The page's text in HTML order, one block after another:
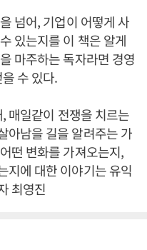
넘어, 기업이 어떻게 사
있는지를 이 책은 알게
마주하는 독자라면 경영
수 있다.
매일같이 전쟁을 치르는
아남을 길을 알려주는 가
떤 변화를 가져오는지,
지에 대한 이야기는 유익
최영진